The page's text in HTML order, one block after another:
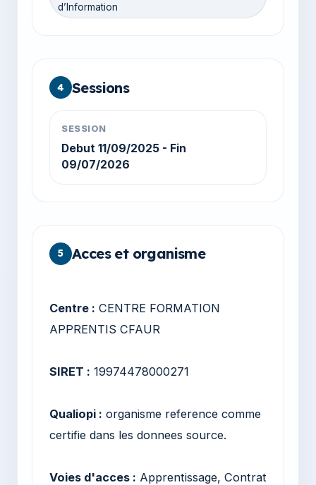
d’Information
4 Sessions
SESSION
Debut 11/09/2025 - Fin
09/07/2026
5 Acces et organisme
Centre : CENTRE FORMATION
APPRENTIS CFAUR
SIRET : 19974478000271
Qualiopi : organisme reference comme
certifie dans les donnees source.
Voies d'acces : Apprentissage, Contrat